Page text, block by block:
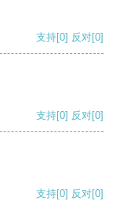
支持[0] 反对[0]
支持[0] 反对[0]
支持[0] 反对[0]